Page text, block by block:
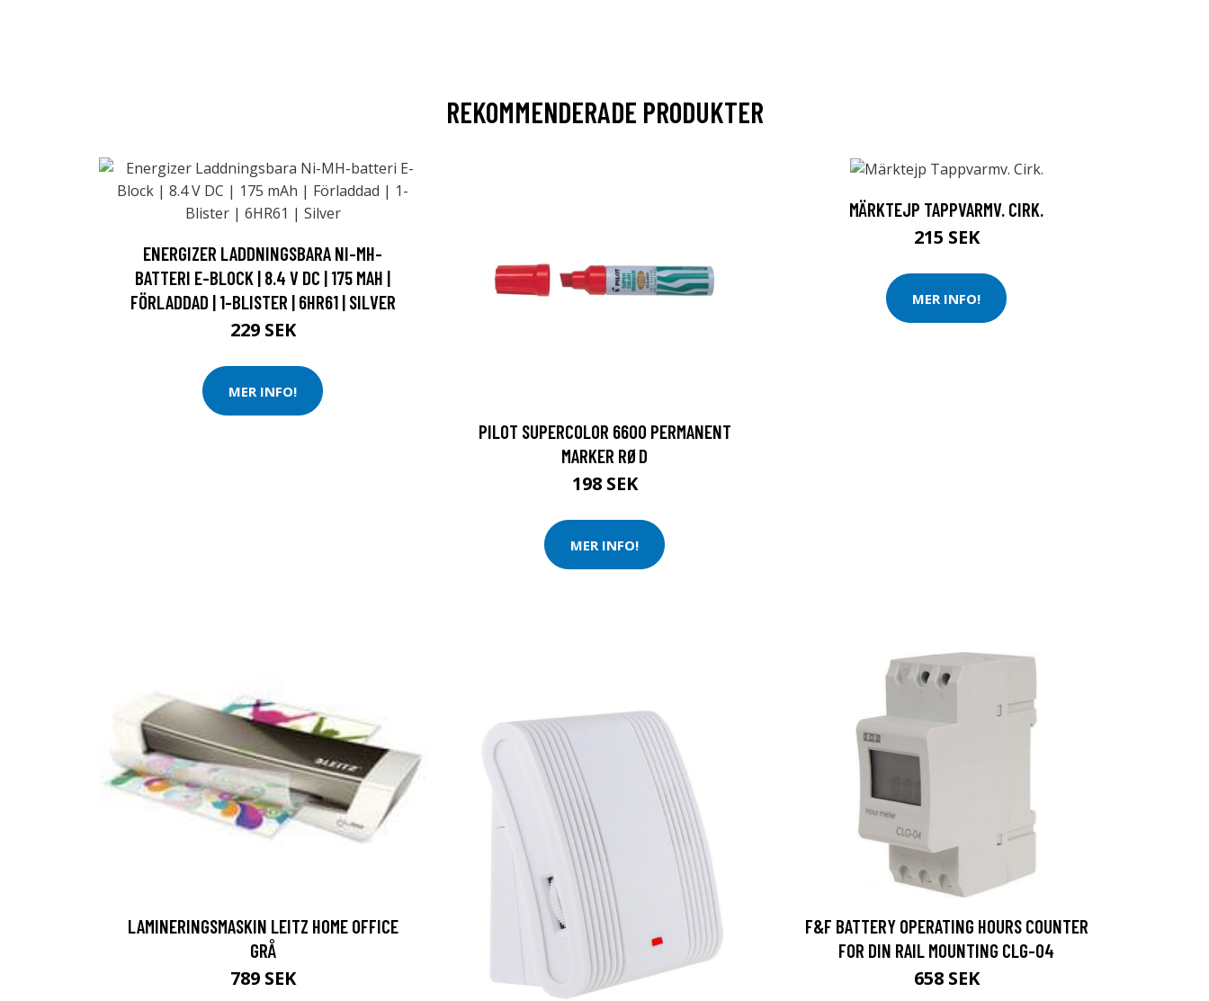
REKOMMENDERADE PRODUKTER
ENERGIZER LADDNINGSBARA NI-MH-
BATTERI E-BLOCK | 8.4 V DC | 175 MAH |
FÖRLADDAD | 1-BLISTER | 6HR61 | SILVER
229 SEK
MER INFO!
PILOT SUPERCOLOR 6600 PERMANENT
MARKER RØD
198 SEK
MER INFO!
MÄRKTEJP TAPPVARMV. CIRK.
215 SEK
MER INFO!
LAMINERINGSMASKIN LEITZ HOME OFFICE
GRÅ
789 SEK
F&F BATTERY OPERATING HOURS COUNTER
FOR DIN RAIL MOUNTING CLG-04
658 SEK